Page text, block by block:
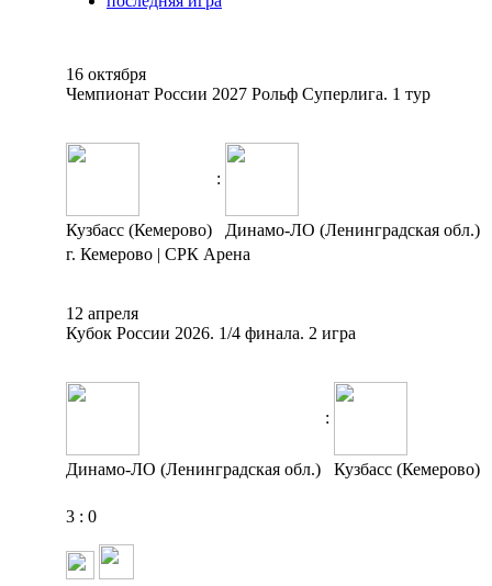
16 октября
Чемпионат России 2027 Рольф Суперлига. 1 тур
:
Кузбасс (Кемерово)
Динамо-ЛО (Ленинградская обл.)
г. Кемерово | СРК Арена
12 апреля
Кубок России 2026. 1/4 финала. 2 игра
:
Динамо-ЛО (Ленинградская обл.) Кузбасс (Кемерово)
3 : 0